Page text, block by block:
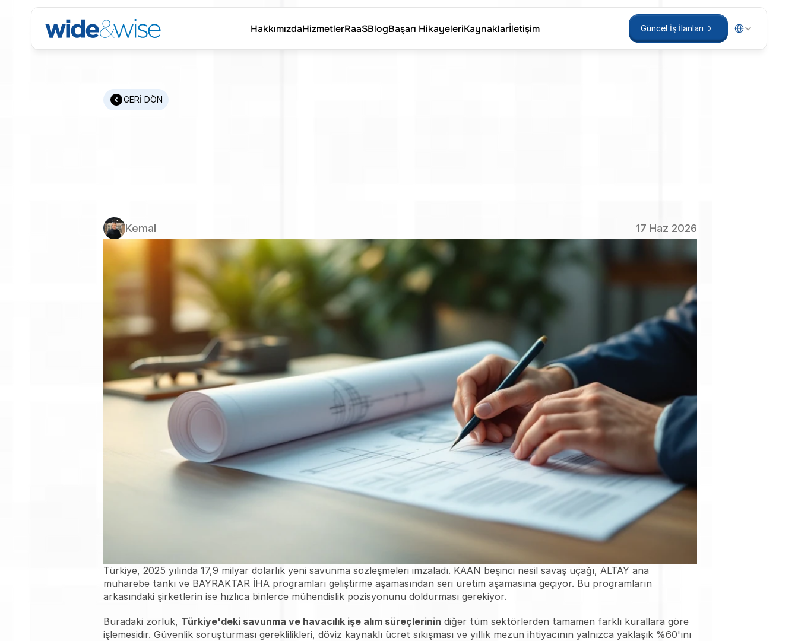
HakkımızdaHizmetlerRaaSBlogBaşarı HikayeleriKaynaklarİletişim
Güncel İş İlanları
Select Language
GERİ DÖN
BirKemal 17 Haz 2026
Türkiye, 2025 yılında 17,9 milyar dolarlık yeni savunma sözleşmeleri imzaladı. KAAN beşinci nesil savaş uçağı, ALTAY ana
muharebe tankı ve BAYRAKTAR İHA programları geliştirme aşamasından seri üretim aşamasına geçiyor. Bu programların
arkasındaki şirketlerin ise hızlıca binlerce mühendislik pozisyonunu doldurması gerekiyor.
Buradaki zorluk, Türkiye'deki savunma ve havacılık işe alım süreçlerinin diğer tüm sektörlerden tamamen farklı kurallara göre
işlemesidir. Güvenlik soruşturması gereklilikleri, döviz kaynaklı ücret sıkışması ve yıllık mezun ihtiyacının yalnızca yaklaşık %60'ını